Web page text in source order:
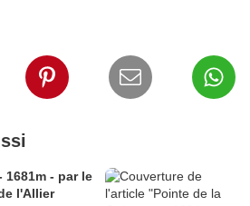
1681m - par le
l'Allier